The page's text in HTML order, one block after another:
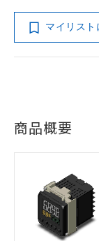
マイリスト
商品概要